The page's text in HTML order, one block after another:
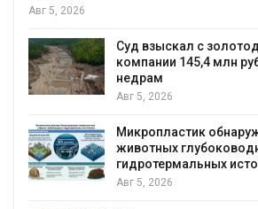
5, 2026
Суд взыскал с
компании 145,4 млн рублей
недрам
Авг 5, 2026
Микропластик обнаружили
животных глубоководных
гидротермальных
Авг 5, 2026